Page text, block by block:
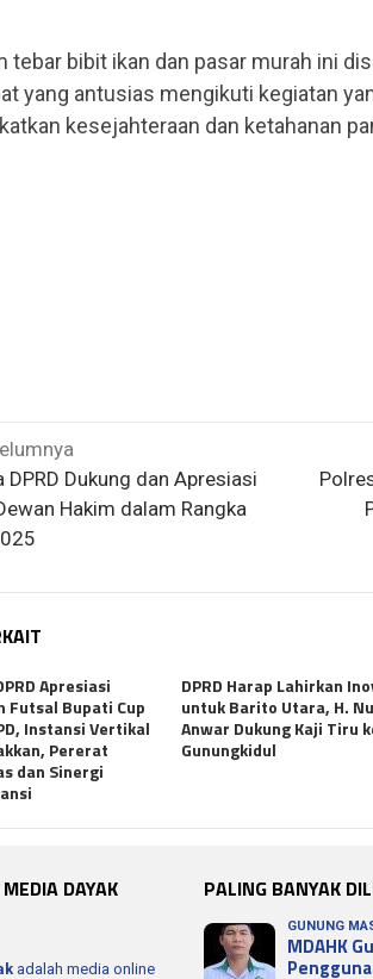
tebar bibit ikan dan pasar murah ini
yang antusias mengikuti kegiatan
kesejahteraan dan ketahanan
Dukung dan Apresiasi
Hakim dalam Rangka
Apresiasi
Futsal Bupati Cup
Instansi Vertikal
Pererat
dan Sinergi
DPRD Harap Lahirkan
untuk Barito Utara, H.
Anwar Dukung Kaji Tiru
Gunungkidul
DAYAK
adalah media online
PALING BANYAK
GUNUNG
MDAHK